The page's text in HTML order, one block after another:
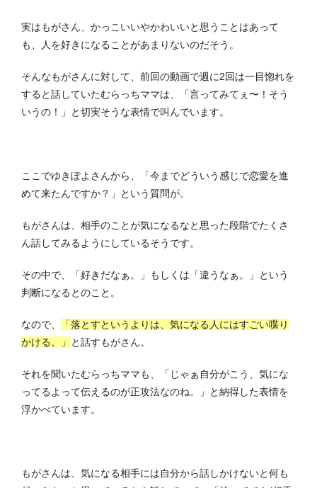
実はもがさん、かっこいいやかわいいと思うことはあって
も、人を好きになることがあまりないのだそう。
そんなもがさんに対して、前回の動画で週に2回は一目惚れを
すると話していたむらっちママは、「言ってみてぇ〜！そう
いうの！」と切実そうな表情で叫んでいます。
ここでゆきぽよさんから、「今までどういう感じで恋愛を進
めて来たんですか？」という質問が。
もがさんは、相手のことが気になるなと思った段階でたくさ
ん話してみるようにしているそうです。
その中で、「好きだなぁ。」もしくは「違うなぁ。」という
判断になるとのこと。
なので、
「落とすというよりは、気になる人にはすごい喋り
かける。」
と話すもがさん。
それを聞いたむらっちママも、「じゃぁ自分がこう、気にな
ってるよって伝えるのが正攻法なのね。」と納得した表情を
浮かべています。
もがさんは、気になる相手には自分から話しかけないと何も